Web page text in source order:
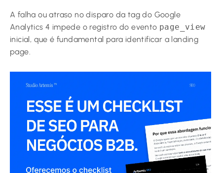
A falha ou atraso no disparo da tag do Google
Analytics 4 impede o registro do evento page_view
inicial, que é fundamental para identificar a landing
page.